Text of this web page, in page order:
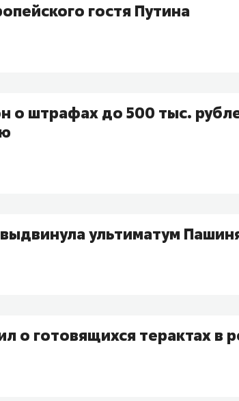
гостя Путина
о штрафах до 500 тыс.
ультиматум
о готовящихся терактах в